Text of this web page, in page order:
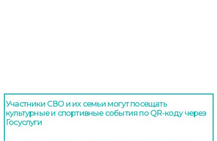
Участники СВО и их семьи могут посещать
культурные и спортивные события по QR-коду через
Госуслуги